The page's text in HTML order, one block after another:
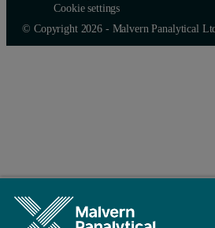
Cookie settings
© Copyright 2026 - Malvern Panalytical